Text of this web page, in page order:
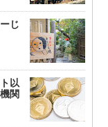
じ
以
関